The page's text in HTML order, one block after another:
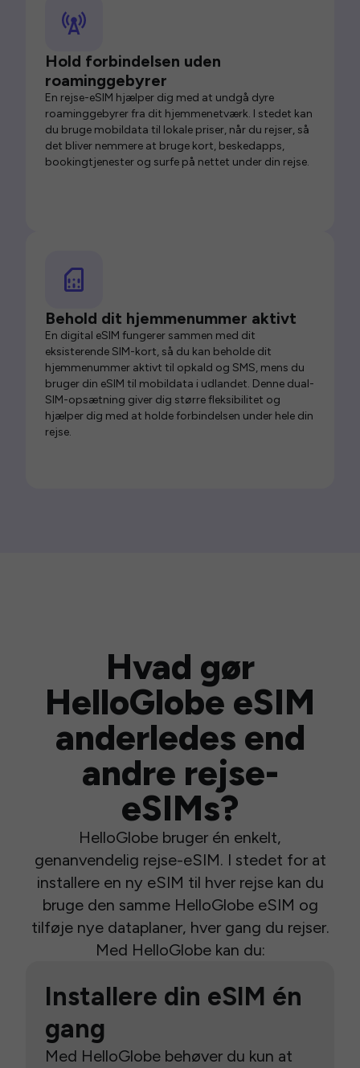
Hold forbindelsen uden
roaminggebyrer
En rejse-eSIM hjælper dig med at undgå dyre
roaminggebyrer fra dit hjemmenetværk. I stedet kan
du bruge mobildata til lokale priser, når du rejser, så
det bliver nemmere at bruge kort, beskedapps,
bookingtjenester og surfe på nettet under din rejse.
Behold dit hjemmenummer aktivt
En digital eSIM fungerer sammen med dit
eksisterende SIM-kort, så du kan beholde dit
hjemmenummer aktivt til opkald og SMS, mens du
bruger din eSIM til mobildata i udlandet. Denne dual-
SIM-opsætning giver dig større fleksibilitet og
hjælper dig med at holde forbindelsen under hele din
rejse.
Hvad gør
HelloGlobe eSIM
anderledes end
andre rejse-
eSIMs?
HelloGlobe bruger én enkelt,
genanvendelig rejse-eSIM. I stedet for at
installere en ny eSIM til hver rejse kan du
bruge den samme HelloGlobe eSIM og
tilføje nye dataplaner, hver gang du rejser.
Med HelloGlobe kan du:
Installere din eSIM én
gang
Med HelloGlobe behøver du kun at